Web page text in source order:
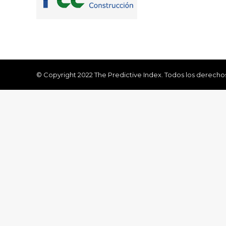
© Copyright 2022 The Predictive Index. Todos los